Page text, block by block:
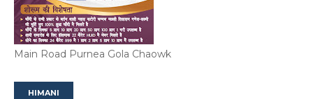
Main Road Purnea Gola Chaowk
HIMANI